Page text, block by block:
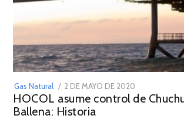
Gas Natural
POSTED
ON
2 DE MAYO DE 2020
DE
HOCOL asume control de
Ballena: Historia